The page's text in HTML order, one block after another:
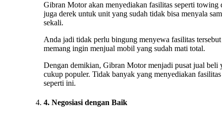
Gibran Motor akan menyediakan fasilitas seperti towing
juga derek untuk unit yang sudah tidak bisa menyala
sekali.
Anda jadi tidak perlu bingung menyewa fasilitas
memang ingin menjual mobil yang sudah mati total.
Dengan demikian, Gibran Motor menjadi pusat jual beli
cukup populer. Tidak banyak yang menyediakan fasilitas
seperti ini.
4. Negosiasi dengan Baik